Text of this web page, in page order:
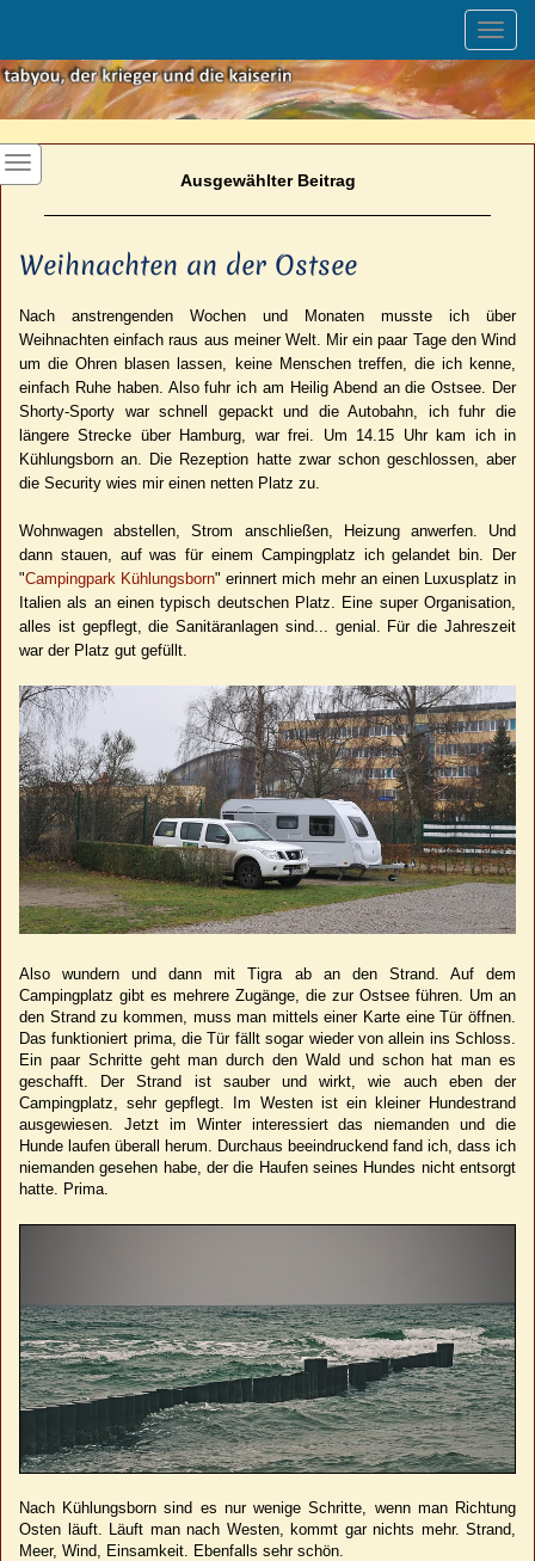
Ausgewählter Beitrag
Weihnachten an der Ostsee
Nach anstrengenden Wochen und Monaten musste ich über
Weihnachten einfach raus aus meiner Welt. Mir ein paar Tage den Wind
um die Ohren blasen lassen, keine Menschen treffen, die ich kenne,
einfach Ruhe haben. Also fuhr ich am Heilig Abend an die Ostsee. Der
Shorty-Sporty war schnell gepackt und die Autobahn, ich fuhr die
längere Strecke über Hamburg, war frei. Um 14.15 Uhr kam ich in
Kühlungsborn an. Die Rezeption hatte zwar schon geschlossen, aber
die Security wies mir einen netten Platz zu.
Wohnwagen abstellen, Strom anschließen, Heizung anwerfen. Und
dann stauen, auf was für einem Campingplatz ich gelandet bin. Der
"Campingpark Kühlungsborn" erinnert mich mehr an einen Luxusplatz in
Italien als an einen typisch deutschen Platz. Eine super Organisation,
alles ist gepflegt, die Sanitäranlagen sind... genial. Für die Jahreszeit
war der Platz gut gefüllt.
Also wundern und dann mit Tigra ab an den Strand. Auf dem
Campingplatz gibt es mehrere Zugänge, die zur Ostsee führen. Um an
den Strand zu kommen, muss man mittels einer Karte eine Tür öffnen.
Das funktioniert prima, die Tür fällt sogar wieder von allein ins Schloss.
Ein paar Schritte geht man durch den Wald und schon hat man es
geschafft. Der Strand ist sauber und wirkt, wie auch eben der
Campingplatz, sehr gepflegt. Im Westen ist ein kleiner Hundestrand
ausgewiesen. Jetzt im Winter interessiert das niemanden und die
Hunde laufen überall herum. Durchaus beeindruckend fand ich, dass ich
niemanden gesehen habe, der die Haufen seines Hundes nicht entsorgt
hatte. Prima.
Nach Kühlungsborn sind es nur wenige Schritte, wenn man Richtung
Osten läuft. Läuft man nach Westen, kommt gar nichts mehr. Strand,
Meer, Wind, Einsamkeit. Ebenfalls sehr schön.